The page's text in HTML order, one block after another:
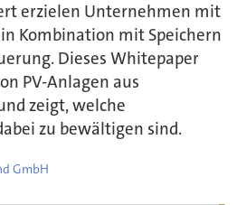
erzielen Unternehmen mit
Kombination mit Speichern
Dieses Whitepaper
PV-Anlagen aus
zeigt, welche
zu bewältigen sind.
GmbH